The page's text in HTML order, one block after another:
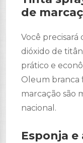
de
Você precisará
dióxido de
prático e
Oleum branca
marcação são
nacional.
Esponja